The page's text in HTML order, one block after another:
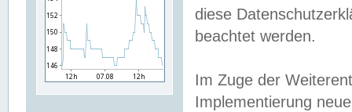
diese
beachtet werden.
Im Zuge der
Implementierung